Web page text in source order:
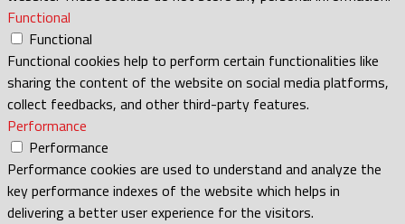
Functional
Functional
Functional cookies help to perform certain functionalities like
sharing the content of the website on social media platforms,
collect feedbacks, and other third-party features.
Performance
Performance
Performance cookies are used to understand and analyze the
key performance indexes of the website which helps in
delivering a better user experience for the visitors.